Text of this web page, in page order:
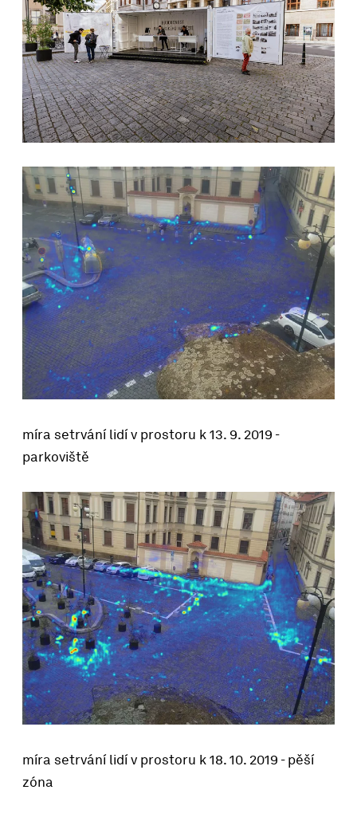
míra setrvání lidí v prostoru k 13. 9. 2019 -
parkoviště
míra setrvání lidí v prostoru k 18. 10. 2019 - pěší
zóna